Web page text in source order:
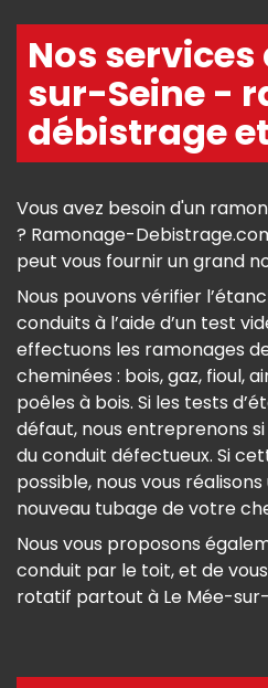
Nos services
sur-Seine -
débistrage
Vous avez besoin d'un
? Ramonage-
peut vous fournir un grand
Nous pouvons vérifier
conduits à l’aide d’un test
effectuons les ramonages
cheminées : bois, gaz, fioul,
poêles à bois. Si les tests
défaut, nous entreprenons
du conduit défectueux. Si
possible, nous vous
nouveau tubage de votre
Nous vous proposons
conduit par le toit, et de
rotatif partout à Le Mée-